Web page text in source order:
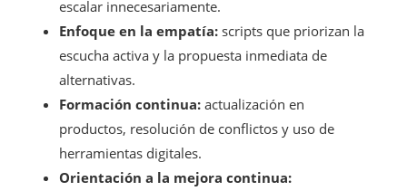
escalar innecesariamente.
Enfoque en la empatía: scripts que priorizan la
escucha activa y la propuesta inmediata de
alternativas.
Formación continua: actualización en
productos, resolución de conflictos y uso de
herramientas digitales.
Orientación a la mejora continua: